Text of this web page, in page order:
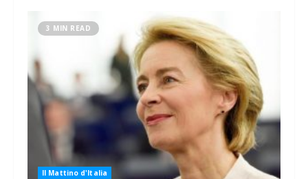
3 MIN READ
Il Mattino d'Italia